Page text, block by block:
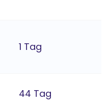
1 Tag
44 Tag